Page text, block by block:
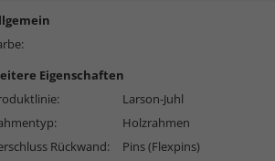
Eigenschaften
Larson-Juhl
Holzrahmen
Rückwand:
Pins (Flexpins)